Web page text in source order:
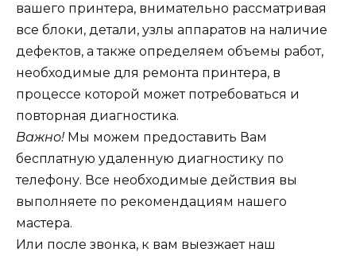
вашего принтера, внимательно рассматривая
все блоки, детали, узлы аппаратов на наличие
дефектов, а также определяем объемы работ,
необходимые для ремонта принтера, в
процессе которой может потребоваться и
повторная диагностика.
Важно! Мы можем предоставить Вам
бесплатную удаленную диагностику по
телефону. Все необходимые действия вы
выполняете по рекомендациям нашего
мастера.
Или после звонка, к вам выезжает наш